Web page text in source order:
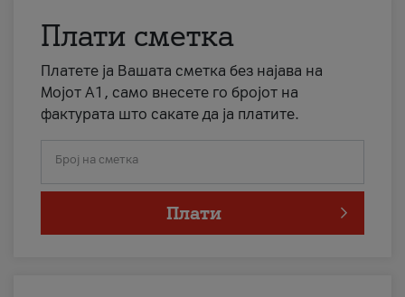
Плати сметка
Платете ја Вашата сметка без најава на
Мојот А1, само внесете го бројот на
фактурата што сакате да ја платите.
Број на сметка
Плати